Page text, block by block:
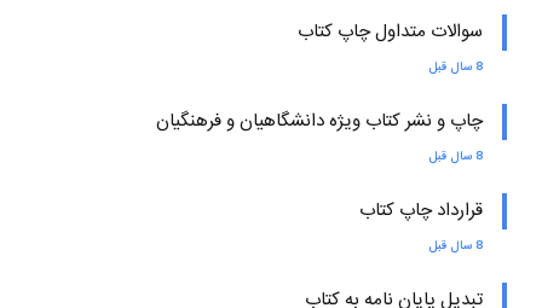
سوالات متداول چاپ کتاب
8 سال قبل
چاپ و نشر کتاب ویژه دانشگاهیان و فرهنگیان
8 سال قبل
قرارداد چاپ کتاب
8 سال قبل
تبدیل پایان نامه به کتاب